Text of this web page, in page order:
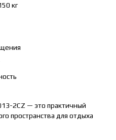
кг
2CZ — это практичный
пространства для отдыха